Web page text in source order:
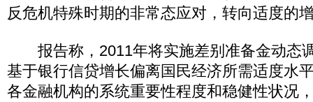
反危机特殊时期的非常态应对，转向适度的
报告称，2011年将实施差别准备金动态
基于银行信贷增长偏离国民经济所需适度水
各金融机构的系统重要性程度和稳健性状况